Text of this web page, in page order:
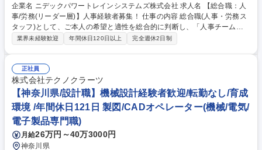
企業名 ニデックパワートレインシステムズ株式会社 求人名 【総合職：人
事/労務(リーダー層)】人事経験者募集！ 仕事の内容 総合職(人事・労務ス
タッフ)として、ご本人の希望と適性を総合的に判断し、「人事チーム」
または「労務チーム」のいずれかに配属いたします。 ＜人事＞■採用(新
推進) ＜労務＞■給与関連業務全般(社保・労働保険等含む)■労務管理全般
(勤務管理・規則ルールの管理運用・諸問題等)■入退社に伴う各種手続き、
社員からの問い合わせ対応■その他(育児介護、組合対応等) 募集職種 【総
合職：人事/労務(リーダー層)】人事経験者募集！
業界未経験歓迎 年間休日120日以上 完全週休2日制
正社員
株式会社テクノクラーツ
【神奈川県/設計職】機械設計経験者歓迎/転勤なし/育成
環境 /年間休日121日 製図/CADオペレーター(機械/電気/
電子製品専門職)
月給26万円～40万3000円
神奈川県